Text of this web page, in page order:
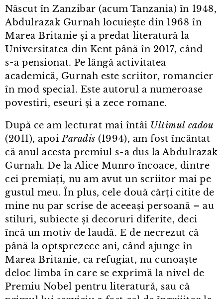
Născut în Zanzibar (acum Tanzania) în 1948,
Abdulrazak Gurnah locuiește din 1968 în
Marea Britanie și a predat literatură la
Universitatea din Kent până în 2017, când
s⁠-⁠a pensionat. Pe lângă activitatea
academică, Gurnah este scriitor, romancier
în mod special. Este autorul a numeroase
povestiri, eseuri și a zece romane.
După ce am lecturat mai întâi Ultimul cadou
(2011), apoiParadis (1994), am fost încântat
că anul acesta premiul s⁠-⁠a dus la Abdulrazak
Gurnah. De la Alice Munro încoace, dintre
cei premiați, nu am avut un scriitor mai pe
gustul meu. În plus, cele două cărți citite de
mine nu par scrise de aceeași persoană – au
stiluri, subiecte și decoruri diferite, deci
încă un motiv de laudă. E de necrezut că
până la optsprezece ani, când ajunge în
Marea Britanie, ca refugiat, nu cunoaște
deloc limba în care se exprimă la nivel de
Premiu Nobel pentru literatură, sau că